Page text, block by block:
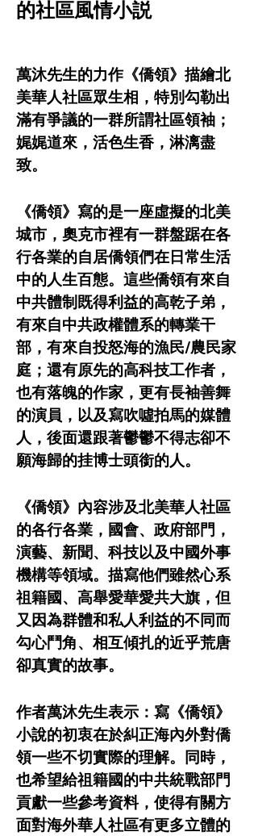
的社區風情小説
萬沐先生的力作《僑領》描繪北
美華人社區眾生相，特別勾勒出
滿有爭議的一群所謂社區領袖；
娓娓道來，活色生香，淋漓盡
致。
《僑領》寫的是一座虛擬的北美
城市，奧克市裡有一群盤踞在各
行各業的自居僑領們在日常生活
中的人生百態。這些僑領有來自
中共體制既得利益的高乾子弟，
有來自中共政權體系的轉業干
部，有來自投怒海的漁民/農民家
庭；還有原先的高科技工作者，
也有落魄的作家，更有長袖善舞
的演員，以及寫吹噓拍馬的媒體
人，後面還跟著鬱鬱不得志卻不
願海歸的挂博士頭銜的人。
《僑領》內容涉及北美華人社區
的各行各業，國會、政府部門，
演藝、新聞、科技以及中國外事
機構等領域。描寫他們雖然心系
祖籍國、高舉愛華愛共大旗，但
又因為群體和私人利益的不同而
勾心鬥角、相互傾扎的近乎荒唐
卻真實的故事。
作者萬沐先生表示：寫《僑領》
小說的初衷在於糾正海內外對僑
領一些不切實際的理解。同時，
也希望給祖籍國的中共統戰部門
貢獻一些參考資料，使得有關方
面對海外華人社區有更多立體的